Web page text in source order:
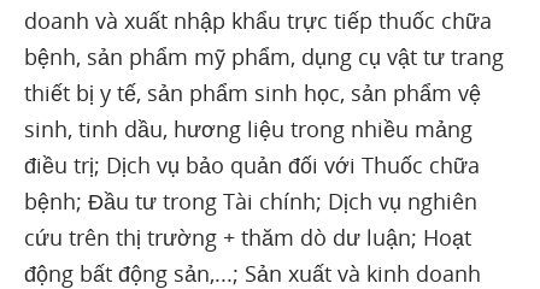
doanh và xuất nhập khẩu trực tiếp thuốc chữa
bệnh, sản phẩm mỹ phẩm, dụng cụ vật tư trang
thiết bị y tế, sản phẩm sinh học, sản phẩm vệ
sinh, tinh dầu, hương liệu trong nhiều mảng
điều trị; Dịch vụ bảo quản đối với Thuốc chữa
bệnh; Đầu tư trong Tài chính; Dịch vụ nghiên
cứu trên thị trường + thăm dò dư luận; Hoạt
động bất động sản,...; Sản xuất và kinh doanh